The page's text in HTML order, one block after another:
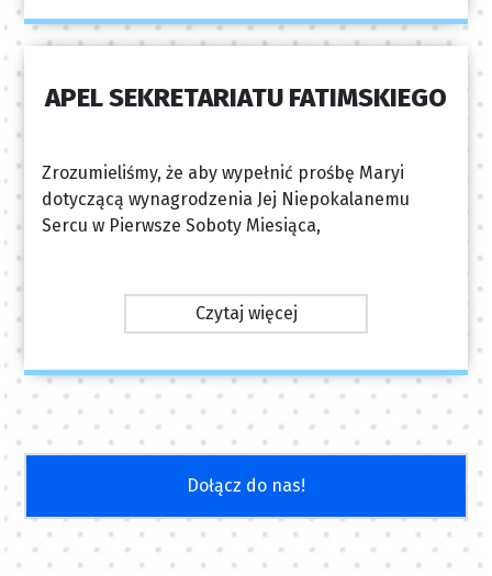
APEL SEKRETARIATU FATIMSKIEGO
Zrozumieliśmy, że aby wypełnić prośbę Maryi
dotyczącą wynagrodzenia Jej Niepokalanemu
Sercu w Pierwsze Soboty Miesiąca,
Czytaj więcej
Dołącz do nas!